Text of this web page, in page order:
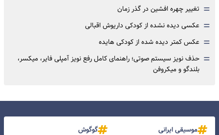
= تغییر چهره افشین در گذر زمان
= عکسی دیده نشده از کودکی داریوش اقبالی
= عکس کمتر دیده شده از کودکی هایده
= حذف نویز سیستم صوتی؛ راهنمای کامل رفع نویز آمپلی فایر، میکسر،
بلندگو و میکروفن
موسیقی ایرانی
گوگوش